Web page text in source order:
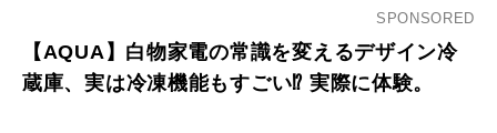
SPONSORED
【AQUA】白物家電の常識を変えるデザイン冷
蔵庫、実は冷凍機能もすごい⁉︎ 実際に体験。